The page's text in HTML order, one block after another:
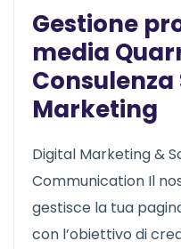
Gestione
media
Marketing
Digital Marketing &
Communication Il
gestisce la tua
con l’obiettivo di